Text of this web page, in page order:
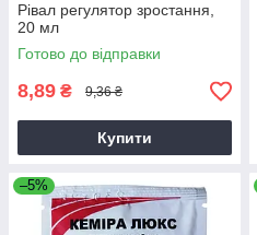
Рівал регулятор зростання,
20 мл
Готово до відправки
8,89 ₴ 9,36 ₴
Купити
–5%